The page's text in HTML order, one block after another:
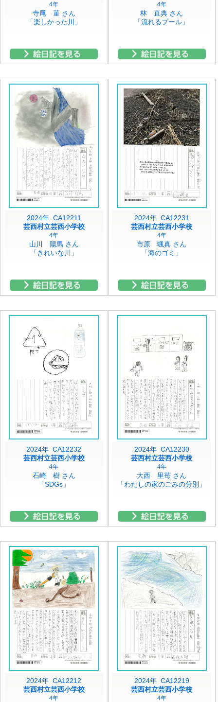
4年
寺尾 菫 さん
「楽しかった川」
4年
林 直典 さん
「流れるプール」
2024年 CA12211
芸西村立芸西小学校
4年
山川 陽馬 さん
「きれいな川」
2024年 CA12231
芸西村立芸西小学校
4年
市原 颯真 さん
「海のゴミ」
2024年 CA12232
芸西村立芸西小学校
4年
石崎 樹 さん
「SDGs」
2024年 CA12230
芸西村立芸西小学校
4年
大西 里苺 さん
「わたしの家のごみの分別」
2024年 CA12212
芸西村立芸西小学校
4年
2024年 CA12219
芸西村立芸西小学校
4年